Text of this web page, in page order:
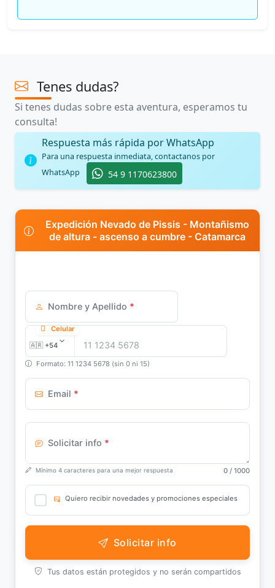
Tenes dudas?
Si tenes dudas sobre esta aventura, esperamos tu
consulta!
Respuesta más rápida por WhatsApp
Para una respuesta inmediata, contactanos por
WhatsApp
54 9 1170623800
Expedición Nevado de Pissis - Montañismo
de altura - ascenso a cumbre - Catamarca
Nombre y Apellido *
Celular
Formato: 11 1234 5678 (sin 0 ni 15)
Email *
Solicitar info *
Mínimo 4 caracteres para una mejor respuesta 0 / 1000
Quiero recibir novedades y promociones especiales
Solicitar info
Tus datos están protegidos y no serán compartidos